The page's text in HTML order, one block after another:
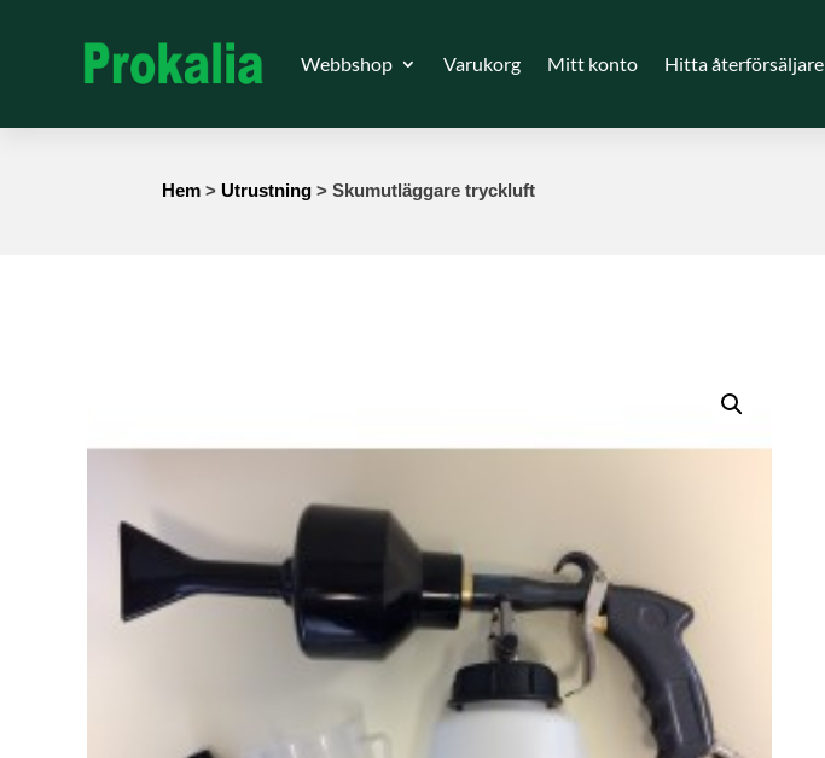
Webbshop Varukorg Mitt konto Hitta återförsäljare
Hem > Utrustning > Skumutläggare tryckluft